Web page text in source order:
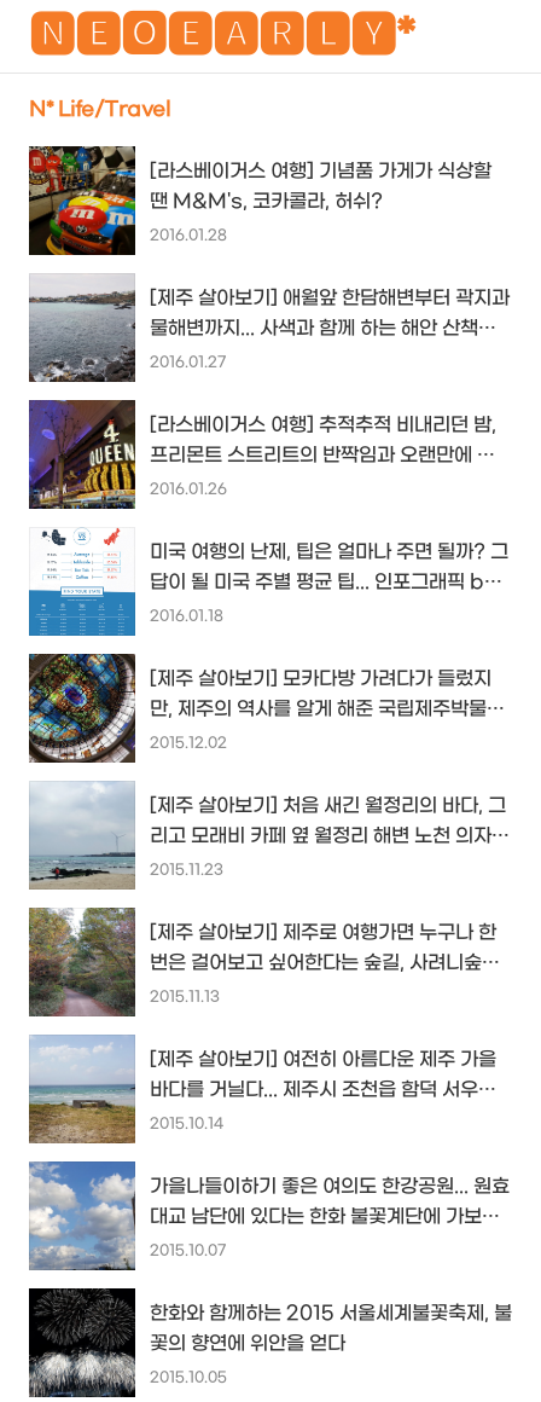
🅽🅴🅾🅴🅰🆁🅻🆈*
색
N* Life/Travel
[라스베이거스 여행] 기념품 가게가 식상할
땐 M&M's, 코카콜라, 허쉬?
2016.01.28
[제주 살아보기] 애월앞 한담해변부터 곽지과
물해변까지... 사색과 함께 하는 해안 산책로
걷기...
2016.01.27
[라스베이거스 여행] 추적추적 비내리던 밤,
프리몬트 스트리트의 반짝임과 오랜만에 조
우하다...
2016.01.26
미국 여행의 난제, 팁은 얼마나 주면 될까? 그
답이 될 미국 주별 평균 팁... 인포그래픽 by
LAVU...
2016.01.18
[제주 살아보기] 모카다방 가려다가 들렀지
만, 제주의 역사를 알게 해준 국립제주박물관
방문기...
2015.12.02
[제주 살아보기] 처음 새긴 월정리의 바다, 그
리고 모래비 카페 옆 월정리 해변 노천 의자
카페...
2015.11.23
[제주 살아보기] 제주로 여행가면 누구나 한
번은 걸어보고 싶어한다는 숲길, 사려니숲길
을 걷다...
2015.11.13
[제주 살아보기] 여전히 아름다운 제주 가을
바다를 거닐다... 제주시 조천읍 함덕 서우봉
해변...
2015.10.14
가을나들이하기 좋은 여의도 한강공원... 원효
대교 남단에 있다는 한화 불꽃계단에 가보셨
나요?
2015.10.07
한화와 함께하는 2015 서울세계불꽃축제, 불
꽃의 향연에 위안을 얻다
2015.10.05